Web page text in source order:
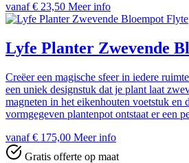
vanaf € 23,50 Meer info
Flyte
Lyfe Planter Zwevende
Creëer een magische sfeer in iedere
een uniek designstuk dat je plant laat
magneten in het eikenhouten voetstuk en
vormgegeven plantenpot ontstaat er een
vanaf € 175,00 Meer info
Gratis offerte op maat